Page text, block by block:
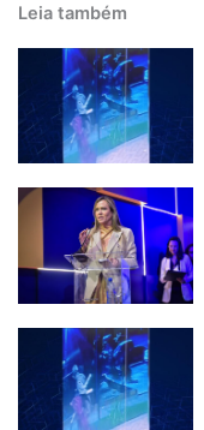
Leia também